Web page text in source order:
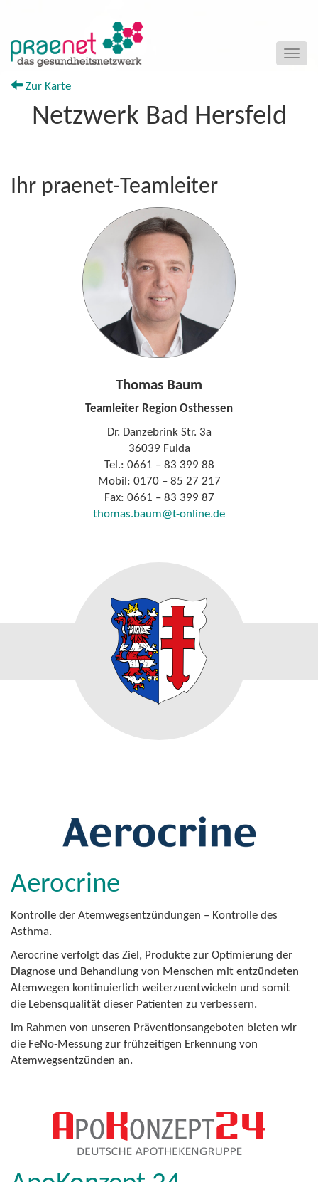
ein-/
+
Zur Karte
Netzwerk Bad Hersfeld
Ihr praenet-Teamleiter
Thomas Baum
Teamleiter Region Osthessen
Dr. Danzebrink Str. 3a
36039 Fulda
Tel.: 0661 – 83 399 88
Mobil: 0170 – 85 27 217
Fax: 0661 – 83 399 87
thomas.baum@t-online.de
Aerocrine
Kontrolle der Atemwegsentzündungen – Kontrolle des
Asthma.
Aerocrine verfolgt das Ziel, Produkte zur Optimierung der
Diagnose und Behandlung von Menschen mit entzündeten
Atemwegen kontinuierlich weiterzuentwickeln und somit
die Lebensqualität dieser Patienten zu verbessern.
Im Rahmen von unseren Präventionsangeboten bieten wir
die FeNo-Messung zur frühzeitigen Erkennung von
Atemwegsentzünden an.